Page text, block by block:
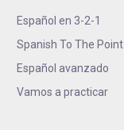
Español en 3-2-1
Spanish To The Point
Español avanzado
Vamos a practicar